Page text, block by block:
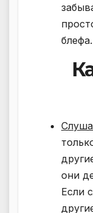
блефа.
они
Если